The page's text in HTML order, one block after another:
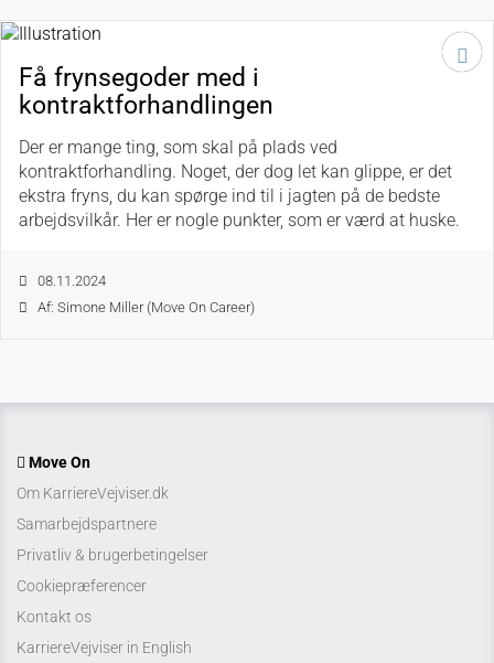
Få frynsegoder med i
kontraktforhandlingen
Der er mange ting, som skal på plads ved
kontraktforhandling. Noget, der dog let kan glippe, er det
ekstra fryns, du kan spørge ind til i jagten på de bedste
arbejdsvilkår. Her er nogle punkter, som er værd at huske.
08.11.2024
Af: Simone Miller (Move On Career)
Move On
Om KarriereVejviser.dk
Samarbejdspartnere
Privatliv & brugerbetingelser
Cookiepræferencer
Kontakt os
KarriereVejviser in English